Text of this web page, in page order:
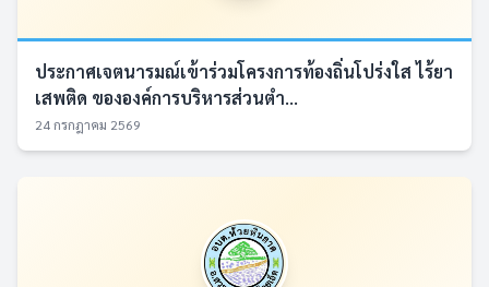
ประกาศเจตนารมณ์เข้าร่วมโครงการท้องถิ่นโปร่งใส ไร้ยา
เสพติด ขององค์การบริหารส่วนตำ...
24 กรกฎาคม 2569